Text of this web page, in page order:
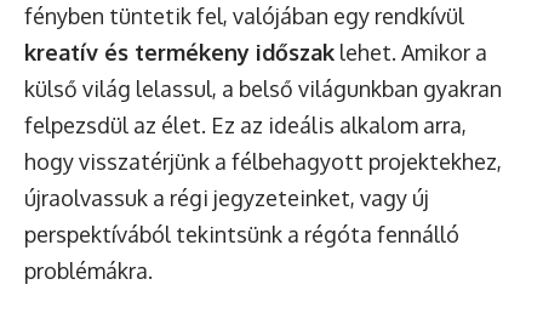
fényben tüntetik fel, valójában egy rendkívül
kreatív és termékeny időszak lehet. Amikor a
külső világ lelassul, a belső világunkban gyakran
felpezsdül az élet. Ez az ideális alkalom arra,
hogy visszatérjünk a félbehagyott projektekhez,
újraolvassuk a régi jegyzeteinket, vagy új
perspektívából tekintsünk a régóta fennálló
problémákra.